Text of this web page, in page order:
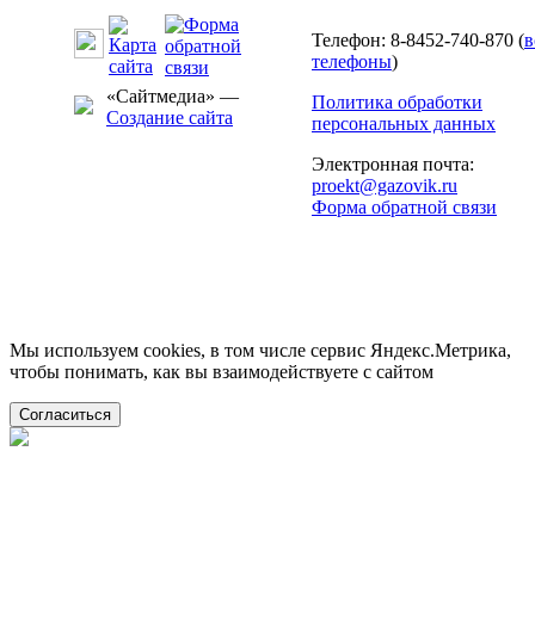
«Сайтмедиа» —
Создание сайта
Телефон: 8-8452-740-870 (
телефоны)
Политика обработки
персональных данных
Электронная почта:
proekt@gazovik.ru
Форма обратной связи
Мы используем cookies, в том числе сервис Яндекс.Метрика,
чтобы понимать, как вы взаимодействуете с сайтом
Согласиться